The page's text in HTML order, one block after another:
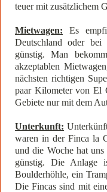
teuer mit zusätzlichem
Mietwagen: Es
Deutschland oder
günstig. Man
akzeptablen
nächsten richtigen
paar Kilometer von El
Gebiete nur mit dem
Unterkunft:
waren in der Finca la
und die Woche hat uns
günstig. Die Anlage
Boulderhöhle, ein
Die Fincas sind mit